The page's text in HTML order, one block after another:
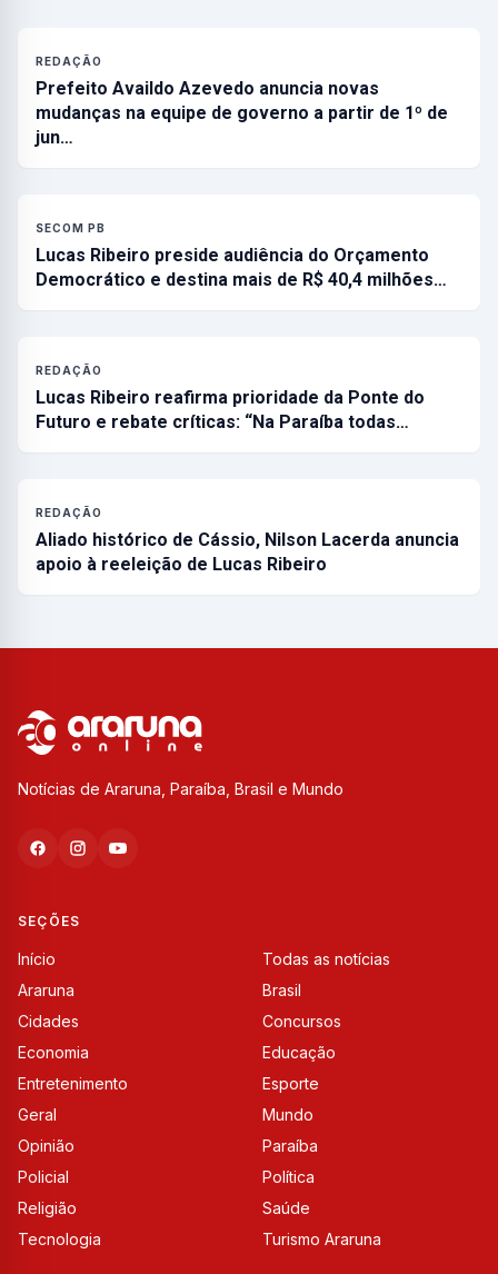
REDAÇÃO
Prefeito Availdo Azevedo anuncia novas
mudanças na equipe de governo a partir de 1º de
jun…
SECOM PB
Lucas Ribeiro preside audiência do Orçamento
Democrático e destina mais de R$ 40,4 milhões…
REDAÇÃO
Lucas Ribeiro reafirma prioridade da Ponte do
Futuro e rebate críticas: “Na Paraíba todas…
REDAÇÃO
Aliado histórico de Cássio, Nilson Lacerda anuncia
apoio à reeleição de Lucas Ribeiro
Notícias de Araruna, Paraíba, Brasil e Mundo
SEÇÕES
Início
Todas as notícias
Araruna
Brasil
Cidades
Concursos
Economia
Educação
Entretenimento
Esporte
Geral
Mundo
Opinião
Paraíba
Policial
Política
Religião
Saúde
Tecnologia
Turismo Araruna